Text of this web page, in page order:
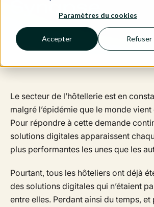
Paramètres du cookies
Accepter Refuser
Synapse
Le secteur de l’hôtellerie est en
malgré l’épidémie que le monde
Pour répondre à cette demande
solutions digitales apparaissent
plus performantes les unes que les
Pourtant, tous les hôteliers ont déjà
des solutions digitales qui n’étaient
entre elles. Perdant ainsi du temps,